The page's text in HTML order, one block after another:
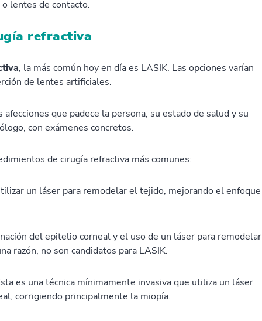
lentes de contacto.
refractiva
, la más común hoy en día es LASIK. Las opciones varían
de lentes artificiales.
que padece la persona, su estado de salud y su
con exámenes concretos.
de cirugía refractiva más comunes:
un láser para remodelar el tejido, mejorando el enfoque
del epitelio corneal y el uso de un láser para
razón, no son candidatos para LASIK.
es una técnica mínimamente invasiva que utiliza un láser
corrigiendo principalmente la miopía.